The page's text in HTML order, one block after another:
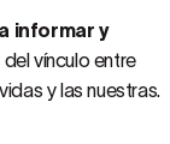
informar y
vínculo entre
y las nuestras.